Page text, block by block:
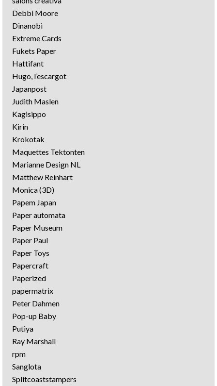
Debbi Moore
Dinanobi
Extreme Cards
Fukets Paper
Hattifant
Hugo, l’escargot
Japanpost
Judith Maslen
Kagisippo
Kirin
Krokotak
Maquettes Tektonten
Marianne Design NL
Matthew Reinhart
Monica (3D)
Papem Japan
Paper automata
Paper Museum
Paper Paul
Paper Toys
Papercraft
Paperized
papermatrix
Peter Dahmen
Pop-up Baby
Putiya
Ray Marshall
rpm
Sanglota
Splitcoaststampers